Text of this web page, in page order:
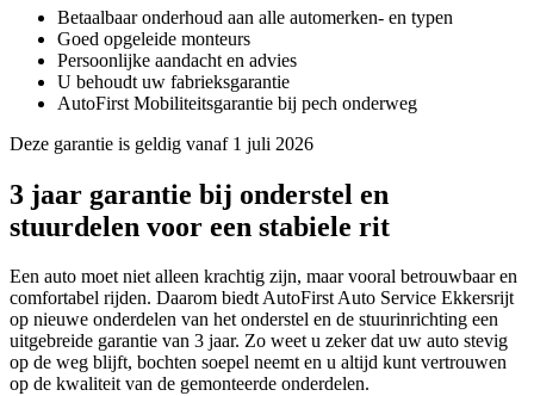
Betaalbaar onderhoud aan alle automerken- en typen
Goed opgeleide monteurs
Persoonlijke aandacht en advies
U behoudt uw fabrieksgarantie
AutoFirst Mobiliteitsgarantie bij pech onderweg
Deze garantie is geldig vanaf 1 juli 2026
3 jaar garantie bij onderstel en
stuurdelen voor een stabiele rit
Een auto moet niet alleen krachtig zijn, maar vooral betrouwbaar en
comfortabel rijden. Daarom biedt AutoFirst Auto Service Ekkersrijt
op nieuwe onderdelen van het onderstel en de stuurinrichting een
uitgebreide garantie van 3 jaar. Zo weet u zeker dat uw auto stevig
op de weg blijft, bochten soepel neemt en u altijd kunt vertrouwen
op de kwaliteit van de gemonteerde onderdelen.